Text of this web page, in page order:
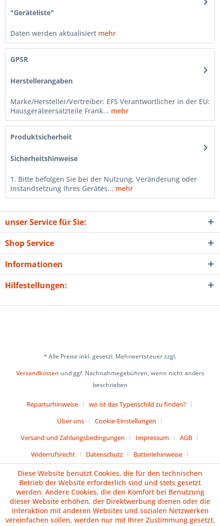
"Geräteliste"
Daten werden aktualisiert mehr
GPSR
Herstellerangaben
Marke/Hersteller/Vertreiber: EFS Verantwortlicher in der EU:
Hausgeräteersatzteile Frank... mehr
Produktsicherheit
Sicherheitshinweise
1. Bitte befolgen Sie bei der Nutzung, Veränderung oder
Instandsetzung Ihres Gerätes... mehr
unser Service für Sie:
Shop Service
Informationen
Hilfestellungen:
* Alle Preise inkl. gesetzl. Mehrwertsteuer zzgl.
Versandkosten und ggf. Nachnahmegebühren, wenn nicht anders
beschrieben
Reparturhinweise
wo ist das Typenschild zu finden?
Über uns
Cookie-Einstellungen
Versand und Zahlungsbedingungen
Impressum
AGB
Widerrufsrecht
Datenschutz Batteriehinweise
Vertrag widerrufen
Diese Website benutzt Cookies, die für den technischen
Betrieb der Website erforderlich sind und stets gesetzt
werden. Andere Cookies, die den Komfort bei Benutzung
dieser Website erhöhen, der Direktwerbung dienen oder die
Interaktion mit anderen Websites und sozialen Netzwerken
vereinfachen sollen, werden nur mit Ihrer Zustimmung gesetzt.